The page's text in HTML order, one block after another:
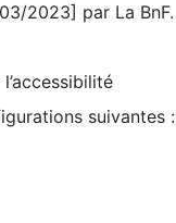
2023] par La BnF.
suivantes :